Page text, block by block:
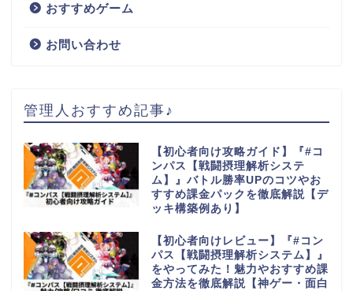
おすすめゲーム
お問い合わせ
管理人おすすめ記事♪
【初心者向け攻略ガイド】『#コ
ンパス【戦闘摂理解析システ
ム】』バトル勝率UPのコツやお
すすめ課金パックを徹底解説【デ
ッキ構築例あり】
【初心者向けレビュー】『#コン
パス【戦闘摂理解析システム】』
をやってみた！魅力やおすすめ課
金方法を徹底解説【神ゲー・面白